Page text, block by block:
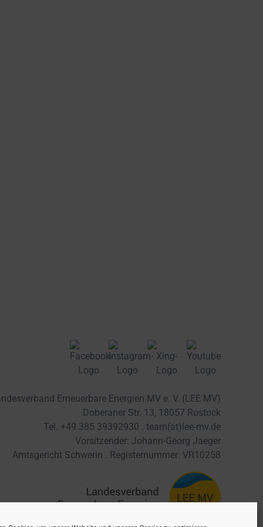
Erneuerbare Energien MV e. V. (LEE MV)
Doberaner Str. 13, 18057 Rostock
Tel. +49 385 39392930 . team(at)lee-mv.de
Vorsitzender: Johann-Georg Jaeger
Amtsgericht Schwerin . Registernummer: VR10258